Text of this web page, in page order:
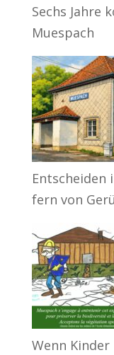
Sechs Jahre
Muespach
Entscheiden
fern von
Wenn